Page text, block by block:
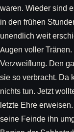
waren. Wieder sind
in den frühen
unendlich weit
Augen voller
Verzweiflung. Den
sie so verbracht. Da
nichts tun. Jetzt
letzte Ehre
seine Feinde ihn